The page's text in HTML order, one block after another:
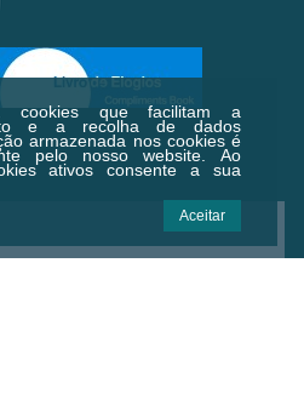
cookies que facilitam a
e a recolha de dados
armazenada nos cookies é
pelo nosso website. Ao
ativos consente a sua
Aceitar